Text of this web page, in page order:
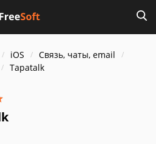
iOS
Связь, чаты, email
Tapatalk